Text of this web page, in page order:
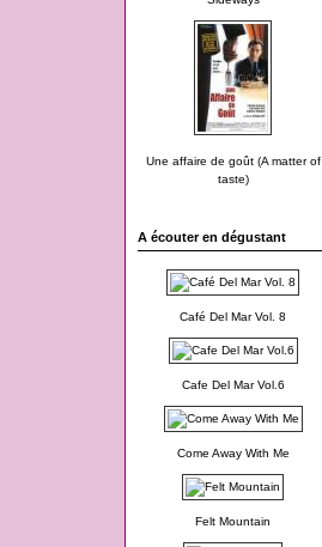
Une affaire de goût (A matter of
taste)
A écouter en dégustant
Café Del Mar Vol. 8
Cafe Del Mar Vol.6
Come Away With Me
Felt Mountain